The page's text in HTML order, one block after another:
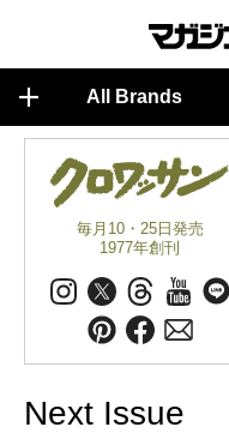
All Brands
毎月10・25日発売
1977年創刊
Next Issue